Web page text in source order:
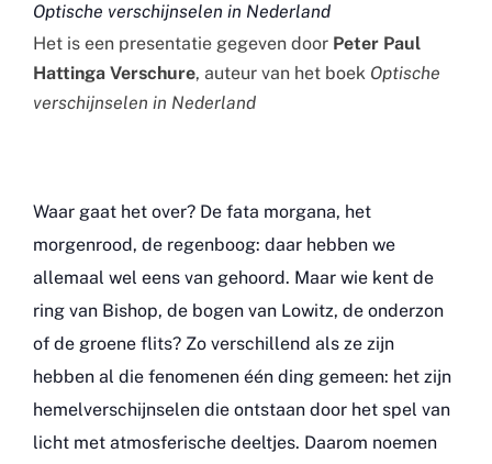
Optische verschijnselen in Nederland
Het is een presentatie gegeven door Peter Paul
Hattinga Verschure, auteur van het boek Optische
verschijnselen in Nederland
Waar gaat het over? De fata morgana, het
morgenrood, de regenboog: daar hebben we
allemaal wel eens van gehoord. Maar wie kent de
ring van Bishop, de bogen van Lowitz, de onderzon
of de groene flits? Zo verschillend als ze zijn
hebben al die fenomenen één ding gemeen: het zijn
hemelverschijnselen die ontstaan door het spel van
licht met atmosferische deeltjes. Daarom noemen